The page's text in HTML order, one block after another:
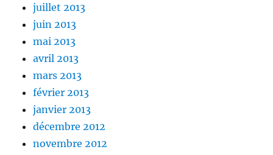
juillet 2013
juin 2013
mai 2013
avril 2013
mars 2013
février 2013
janvier 2013
décembre 2012
novembre 2012